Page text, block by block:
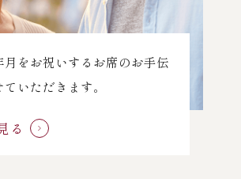
月をお祝いするお席のお手伝
いただきます。
る